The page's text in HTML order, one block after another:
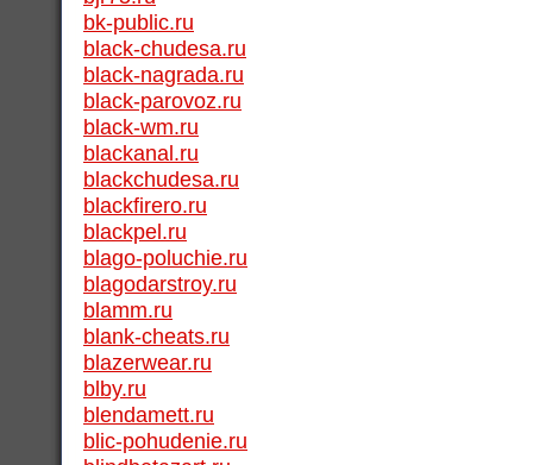
bk-public.ru
black-chudesa.ru
black-nagrada.ru
black-parovoz.ru
black-wm.ru
blackanal.ru
blackchudesa.ru
blackfirero.ru
blackpel.ru
blago-poluchie.ru
blagodarstroy.ru
blamm.ru
blank-cheats.ru
blazerwear.ru
blby.ru
blendamett.ru
blic-pohudenie.ru